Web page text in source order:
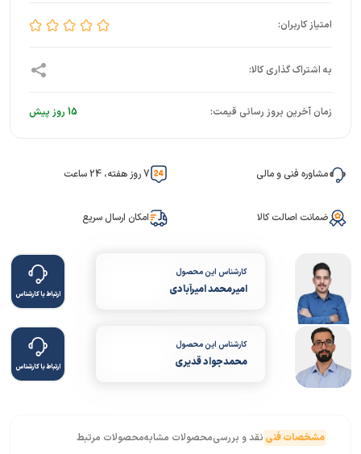
زمان آخرین بروز رسانی قیمت: 15 روز پیش
مشاوره فنی و مالی 7 روز هفته، 24 ساعت
ضمانت اصالت کالا امکان ارسال سریع
کارشناس این محصول
امیرمحمد امیرآبادی ارتباط با کارشناس
کارشناس این محصول
محمدجواد قدیری ارتباط با کارشناس
مشخصات فنی نقد و بررسیمحصولات مشابهمحصولات مرتبط